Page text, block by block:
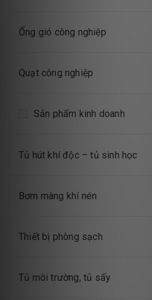
Ống gió công nghiệp
Quạt công nghiệp
Sản phẩm kinh doanh
Tủ hút khí độc – tủ sinh học
Bơm màng khí nén
Thiết bị phòng sạch
Tủ môi trường, tủ sấy